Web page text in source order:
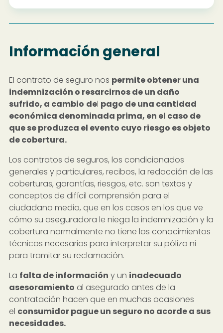
Información general
El contrato de seguro nos permite obtener una
indemnización o resarcirnos de un daño
sufrido, a cambio del pago de una cantidad
económica denominada prima, en el caso de
que se produzca el evento cuyo riesgo es objeto
de cobertura.
Los contratos de seguros, los condicionados
generales y particulares, recibos, la redacción de las
coberturas, garantías, riesgos, etc. son textos y
conceptos de difícil comprensión para el
ciudadano medio, que en los casos en los que ve
cómo su aseguradora le niega la indemnización y la
cobertura normalmente no tiene los conocimientos
técnicos necesarios para interpretar su póliza ni
para tramitar su reclamación.
La falta de información y un inadecuado
asesoramiento al asegurado antes de la
contratación hacen que en muchas ocasiones
el consumidor pague un seguro no acorde a sus
necesidades.